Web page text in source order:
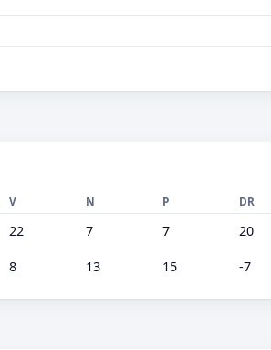
V N P DR
22 7 7 20
8 13 15 -7